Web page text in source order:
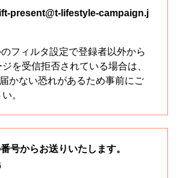
present@t-lifestyle-campaign.j
フィルタ設定で登録者以外から
を受信拒否されている場合は、
かない恐れがあるため事前にご
。
号からお送りいたします。